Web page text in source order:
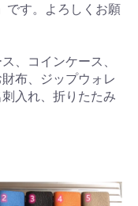
です。よろしくお願
、コインケース、
布、ジップウォレ
入れ、折りたたみ